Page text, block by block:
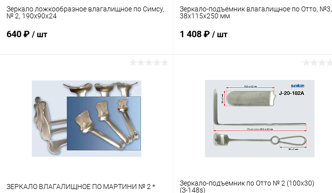
Зеркало ложкообразное влагалищное по Симсу,
№ 2, 190х90х24
640 ₽ / шт
Купить в 1 клик Сравнение
В избранное Под заказ
Зеркало-подъемник влагалищное по Отто, №3,
38х115х250 мм
1 408 ₽ / шт
Купить в 1 клик
В избранное
ЗЕРКАЛО ВЛАГАЛИЩНОЕ ПО МАРТИНИ № 2 *
Зеркало-подъемник по Отто № 2 (100х30)
(З-148s)